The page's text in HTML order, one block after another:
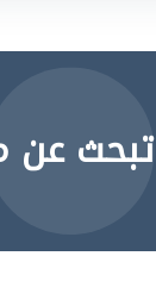
تبحث عن